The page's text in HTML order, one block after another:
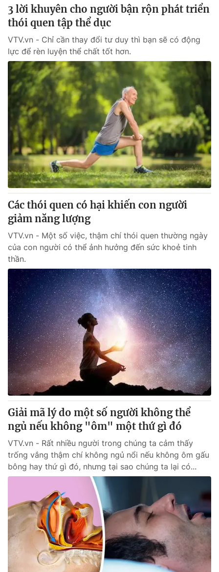
3 lời khuyên cho người bận rộn phát triển
thói quen tập thể dục
VTV.vn - Chỉ cần thay đổi tư duy thì bạn sẽ có động
lực để rèn luyện thể chất tốt hơn.
Các thói quen có hại khiến con người
giảm năng lượng
VTV.vn - Một số việc, thậm chí thói quen thường ngày
của con người có thể ảnh hưởng đến sức khoẻ tinh
thần.
Giải mã lý do một số người không thể
ngủ nếu không "ôm" một thứ gì đó
VTV.vn - Rất nhiều người trong chúng ta cảm thấy
trống vắng thậm chí không ngủ nổi nếu không ôm gấu
bông hay thứ gì đó, nhưng tại sao chúng ta lại có...